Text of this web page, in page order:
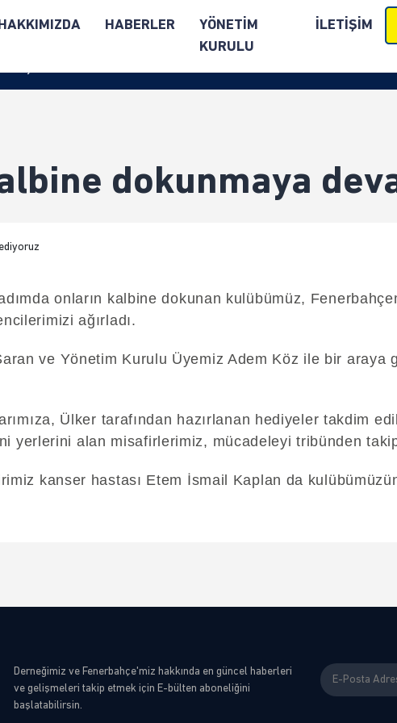
HABERLER
YÖNETİM
KURULU
İLETİŞİM
dokunmaya
onların kalbine dokunan kulübümüz,
ağırladı.
ve Yönetim Kurulu Üyemiz Adem Köz ile bir araya
Ülker tarafından hazırlanan hediyeler takdim
yerlerini alan misafirlerimiz, mücadeleyi tribünden
kanser hastası Etem İsmail Kaplan da
Derneğimiz ve Fenerbahçe'miz hakkında en güncel haberleri
ve gelişmeleri takip etmek için E-bülten aboneliğini
başlatabilirsin.